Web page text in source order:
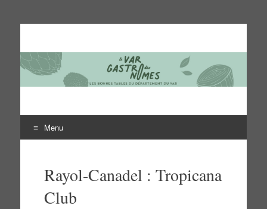
Le Var des gastronomes
Les bonnes tables du département du Var
Menu
contenuRayol-Canadel : Tropicana
Club